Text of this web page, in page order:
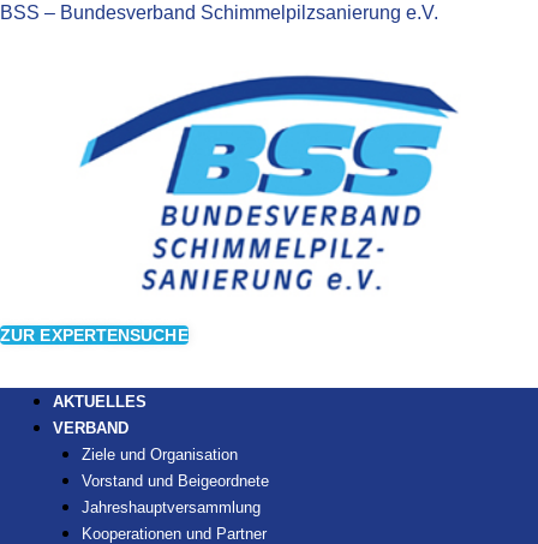
BSS – Bundesverband Schimmelpilzsanierung e.V.
ZUR EXPERTENSUCHE
AKTUELLES
VERBAND
Ziele und Organisation
Vorstand und Beigeordnete
Jahreshauptversammlung
Kooperationen und Partner